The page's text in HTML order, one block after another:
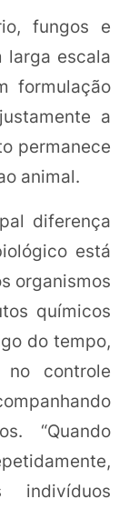
fungos e
larga escala
formulação
a
permanece
animal.
diferença
está
organismos
químicos
do tempo,
no controle
“Quando
indivíduos